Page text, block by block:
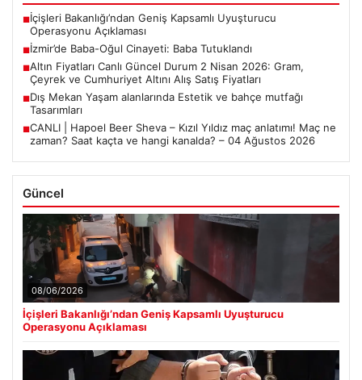
■İçişleri Bakanlığı’ndan Geniş Kapsamlı Uyuşturucu
Operasyonu Açıklaması
■İzmir’de Baba-Oğul Cinayeti: Baba Tutuklandı
■Altın Fiyatları Canlı Güncel Durum 2 Nisan 2026: Gram,
Çeyrek ve Cumhuriyet Altını Alış Satış Fiyatları
■Dış Mekan Yaşam alanlarında Estetik ve bahçe mutfağı
Tasarımları
■CANLI | Hapoel Beer Sheva – Kızıl Yıldız maç anlatımı! Maç ne
zaman? Saat kaçta ve hangi kanalda? – 04 Ağustos 2026
Güncel
08/06/2026
İçişleri Bakanlığı’ndan Geniş Kapsamlı Uyuşturucu
Operasyonu Açıklaması